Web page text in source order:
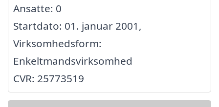
Ansatte: 0
Startdato: 01. januar 2001,
Virksomhedsform:
Enkeltmandsvirksomhed
CVR: 25773519